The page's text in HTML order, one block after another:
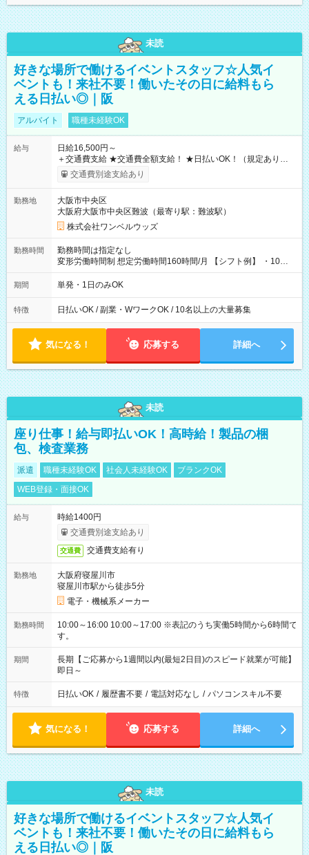
未読
好きな場所で働けるイベントスタッフ☆人気イ
ベントも！来社不要！働いたその日に給料もら
える日払い◎｜阪
アルバイト 職種未経験OK
給与
日給16,500円～
＋交通費支給 ★交通費全額支給！ ★日払いOK！（規定あり） ┗
働いたその日に現金GET♪ お仕事後はコンビニATMから 日払
交通費別途支給あり
勤務地
大阪市中央区
大阪府大阪市中央区難波（最寄り駅：難波駅）
株式会社ワンベルウッズ
勤務時間
勤務時間は指定なし
変形労働時間制 想定労働時間160時間/月 【シフト例】 ・10：
00～20：00
期間 単発・1日のみOK
特徴 日払いOK / 副業・WワークOK / 10名以上の大量募集
気になる！ 応募する 詳細へ
未読
座り仕事！給与即払いOK！高時給！製品の梱
包、検査業務
派遣 職種未経験OK 社会人未経験OK
ブランクOK
WEB登録・面接OK
給与
時給1400円
交通費別途支給あり
交通費 交通費支給有り
勤務地
大阪府寝屋川市
寝屋川市駅から徒歩5分
電子・機械系メーカー
勤務時間
10:00～16:00 10:00～17:00 ※表記のうち実働5時間から6時間で
す。
期間
長期【ご応募から1週間以内(最短2日目)のスピード就業が可能】
即日～
特徴 日払いOK / 履歴書不要 / 電話対応なし / パソコンスキル不要
気になる！ 応募する 詳細へ
未読
好きな場所で働けるイベントスタッフ☆人気イ
ベントも！来社不要！働いたその日に給料もら
える日払い◎｜阪